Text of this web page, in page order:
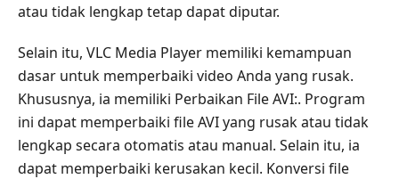
atau tidak lengkap tetap dapat diputar.
Selain itu, VLC Media Player memiliki kemampuan
dasar untuk memperbaiki video Anda yang rusak.
Khususnya, ia memiliki Perbaikan File AVI:. Program
ini dapat memperbaiki file AVI yang rusak atau tidak
lengkap secara otomatis atau manual. Selain itu, ia
dapat memperbaiki kerusakan kecil. Konversi file